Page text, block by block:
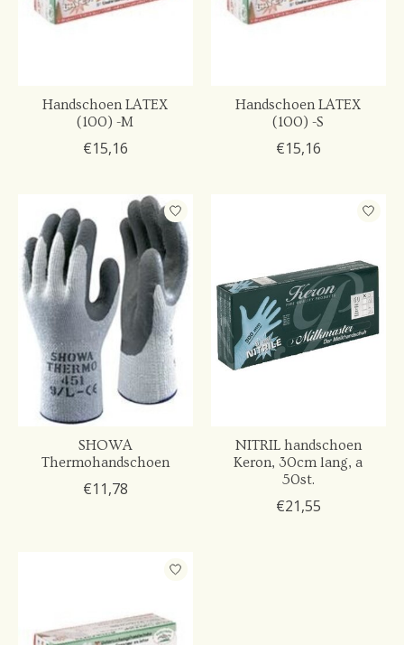
Handschoen LATEX
(100) -M
€15,16
Handschoen LATEX
(100) -S
€15,16
SHOWA
Thermohandschoen
€11,78
NITRIL handschoen
Keron, 30cm lang, a
50st.
€21,55